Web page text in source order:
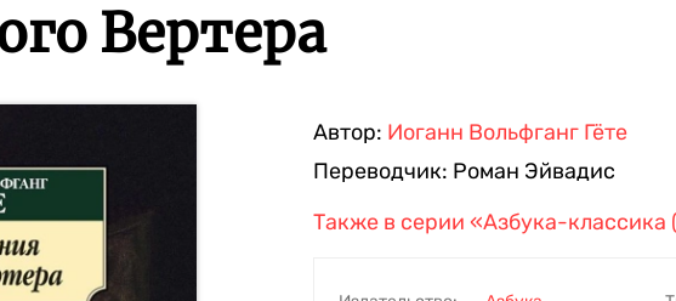
Вертера
Автор: Иоганн Вольфганг Гёте
Переводчик: Роман Эйвадис
Также в серии «Азбука-